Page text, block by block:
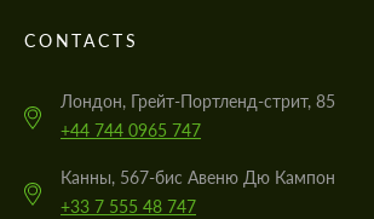
CONTACTS
Лондон, Грейт-Портленд-стрит, 85
+44 744 0965 747
Канны, 567-бис Авеню Дю Кампон
+33 7 555 48 747